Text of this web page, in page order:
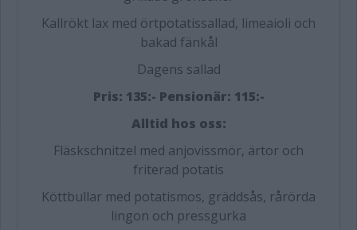
Kallrökt lax med örtpotatissallad, limeaioli och
bakad fänkål
Dagens sallad
Pris: 135:- Pensionär: 115:-
Alltid hos oss:
Fläskschnitzel med anjovissmör, ärtor och
friterad potatis
Köttbullar med potatismos, gräddsås, rårörda
lingon och pressgurka